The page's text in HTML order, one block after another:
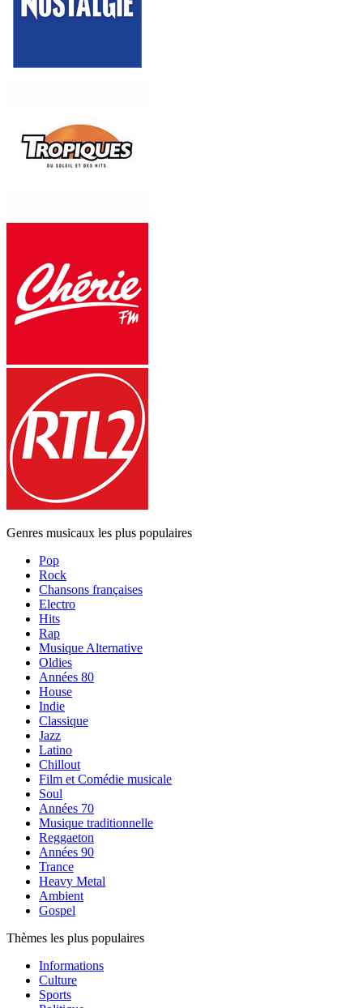
Genres musicaux les plus populaires
Pop
Rock
Chansons françaises
Electro
Hits
Rap
Musique Alternative
Oldies
Années 80
House
Indie
Classique
Jazz
Latino
Chillout
Film et Comédie musicale
Soul
Années 70
Musique traditionnelle
Reggaeton
Années 90
Trance
Heavy Metal
Ambient
Gospel
Thèmes les plus populaires
Informations
Culture
Sports